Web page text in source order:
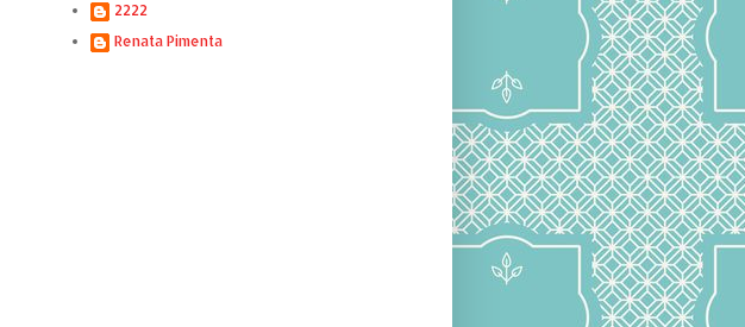
2222
Renata Pimenta